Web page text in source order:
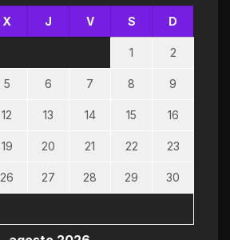
X J V S D
1 2
5 6 7 8 9
12 13 14 15 16
19 20 21 22 23
26 27 28 29 30